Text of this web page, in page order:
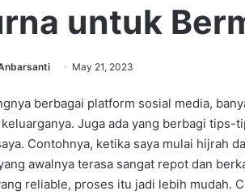
untuk
May 21, 2023
berbagai platform sosial media,
Juga ada yang berbagi tips-
Contohnya, ketika saya mulai hijrah
awalnya terasa sangat repot dan
reliable, proses itu jadi lebih mudah.